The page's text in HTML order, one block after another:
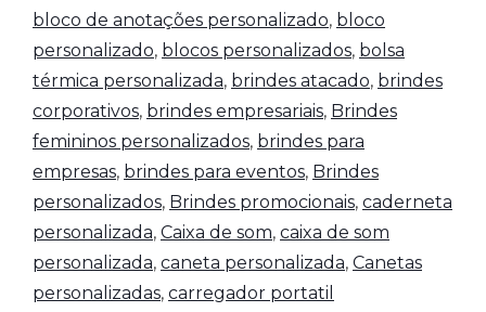
bloco de anotações personalizado, bloco
personalizado, blocos personalizados, bolsa
térmica personalizada, brindes atacado, brindes
corporativos, brindes empresariais, Brindes
femininos personalizados, brindes para
empresas, brindes para eventos, Brindes
personalizados, Brindes promocionais, caderneta
personalizada, Caixa de som, caixa de som
personalizada, caneta personalizada, Canetas
personalizadas, carregador portatil